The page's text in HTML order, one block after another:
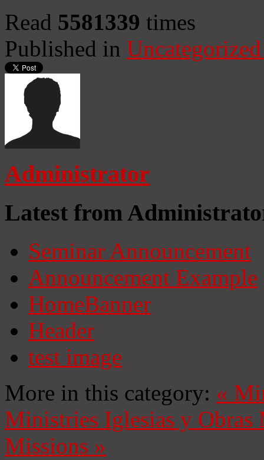
Read 5581339 times
Published in
Administrator
Latest from
Seminar Announcement
Announcement Example
HomeBanner
Header
test image
More in this category: «
Ministries Iglesias y Obras
Missions »